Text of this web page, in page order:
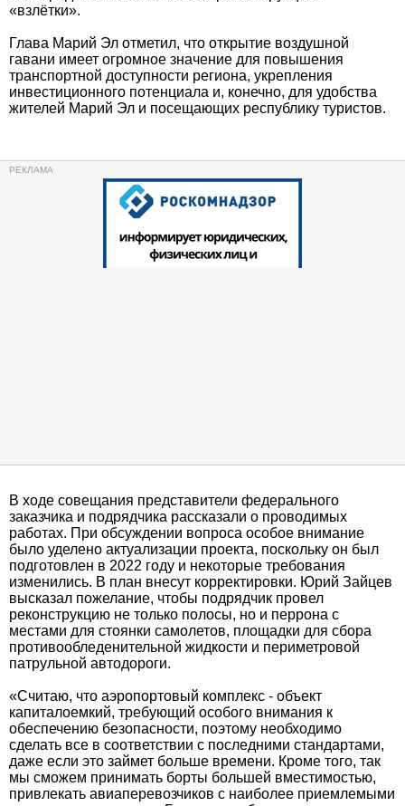
«взлётки».
Глава Марий Эл отметил, что открытие воздушной
гавани имеет огромное значение для повышения
транспортной доступности региона, укрепления
инвестиционного потенциала и, конечно, для удобства
жителей Марий Эл и посещающих республику туристов.
В ходе совещания представители федерального
заказчика и подрядчика рассказали о проводимых
работах. При обсуждении вопроса особое внимание
было уделено актуализации проекта, поскольку он был
подготовлен в 2022 году и некоторые требования
изменились. В план внесут корректировки. Юрий Зайцев
высказал пожелание, чтобы подрядчик провел
реконструкцию не только полосы, но и перрона с
местами для стоянки самолетов, площадки для сбора
противообледенительной жидкости и периметровой
патрульной автодороги.
«Считаю, что аэропортовый комплекс - объект
капиталоемкий, требующий особого внимания к
обеспечению безопасности, поэтому необходимо
сделать все в соответствии с последними стандартами,
даже если это займет больше времени. Кроме того, так
мы сможем принимать борты большей вместимостью,
привлекать авиаперевозчиков с наиболее приемлемыми